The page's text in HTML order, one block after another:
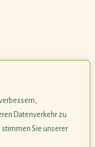
Datenverkehr zu
Sie unserer